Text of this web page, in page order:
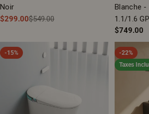
Noir
Prix
de
vente
$299.00
Prix
régulier
$549.00
Blanche -
1.1/1.6
Prix
régulier
$749.00
-15%
-22%
Taxes